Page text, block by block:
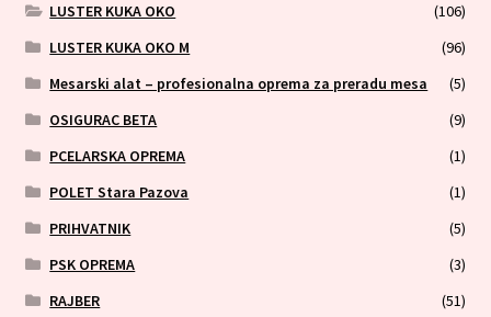
LUSTER KUKA OKO
(106)
LUSTER KUKA OKO M
(96)
Mesarski alat – profesionalna oprema za preradu mesa
(5)
OSIGURAC BETA
(9)
PCELARSKA OPREMA
(1)
POLET Stara Pazova
(1)
PRIHVATNIK
(5)
PSK OPREMA
(3)
RAJBER
(51)